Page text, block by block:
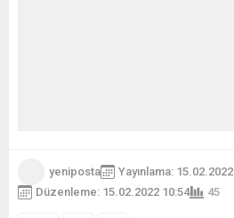
yeniposta
Yayınlama: 15.02.2022
Düzenleme: 15.02.2022 10:54
45